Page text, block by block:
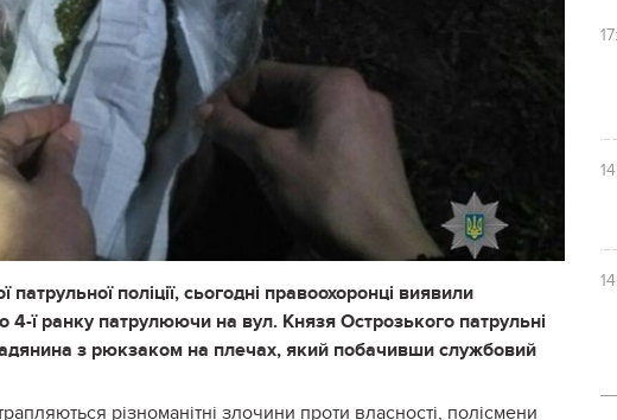
поліції, сьогодні правоохоронці виявили
4-ї ранку патрулюючи на вул. Князя Острозького патрульні
з рюкзаком на плечах, який побачивши службовий
різноманітні злочини проти власності, полісмени